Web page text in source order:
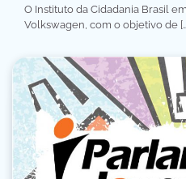
O Instituto da Cidadania Brasil
Volkswagen, com o objetivo de